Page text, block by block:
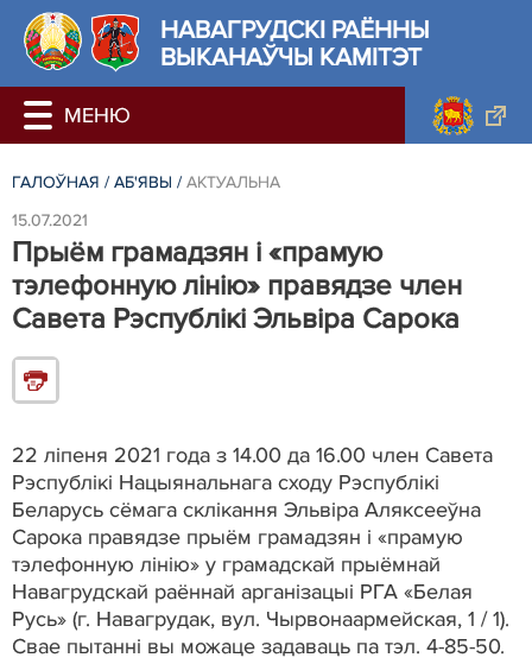
НАВАГРУДСКІ РАЁННЫ
ВЫКАНАЎЧЫ КАМІТЭТ
ГАЛОЎНАЯ / АБ'ЯВЫ / АКТУАЛЬНА
15.07.2021
Прыём грамадзян і «прамую
тэлефонную лінію» правядзе член
Савета Рэспублікі Эльвіра Сарока
22 ліпеня 2021 года з 14.00 да 16.00 член Савета
Рэспублікі Нацыянальнага сходу Рэспублікі
Беларусь сёмага склікання Эльвіра Аляксееўна
Сарока правядзе прыём грамадзян і «прамую
тэлефонную лінію» у грамадскай прыёмнай
Навагрудскай раённай арганізацыі РГА «Белая
Русь» (г. Навагрудак, вул. Чырвонаармейская, 1 / 1).
Свае пытанні вы можаце задаваць па тэл. 4-85-50.